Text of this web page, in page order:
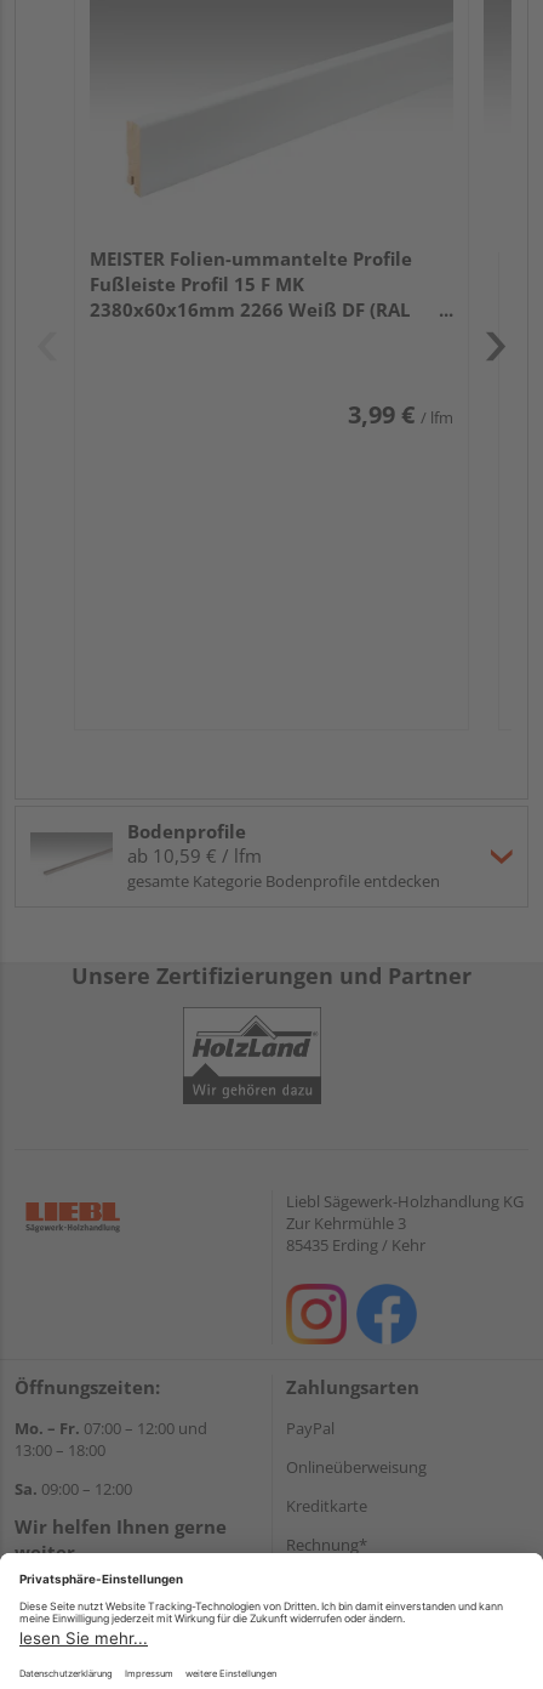
MEISTER Folien-ummantelte Profile
Fußleiste Profil 15 F MK
2380x60x16mm 2266 Weiß DF (RAL
3,99 € / lfm
Bodenprofile
ab 10,59 € / lfm
gesamte Kategorie Bodenprofile entdecken
Unsere Zertifizierungen und Partner
Liebl Sägewerk-Holzhandlung KG
Zur Kehrmühle 3
85435 Erding / Kehr
Öffnungszeiten:
Mo. – Fr. 07:00 – 12:00 und
13:00 – 18:00
Sa. 09:00 – 12:00
Wir helfen Ihnen gerne
weiter
Tel.:+49 8122 14197
E-Mail:vertrieb@holz-liebl.de
Zahlungsarten
PayPal
Onlineüberweisung
Kreditkarte
Rechnung*
Versand